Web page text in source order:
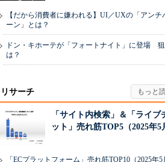
【だから消費者に嫌われる】UI／UXの「アンチ
ーン」とは？
ドン・キホーテが「フォートナイト」に登場
は？
リサーチ
「サイト内検索」＆「ライブ
ット」売れ筋TOP5（2025年5
「ECプラットフォーム」売れ筋TOP10（2025年5